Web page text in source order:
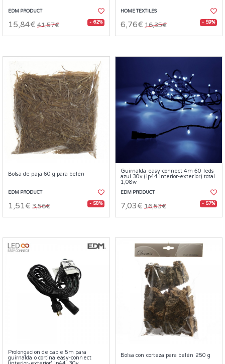
EDM PRODUCT
15,84€ 41,57€ - 62%
HOME TEXTILES
6,76€ 16,35€ - 59%
Bolsa de paja 60 g para belén
EDM PRODUCT
1,51€ 3,56€ - 58%
Guirnalda easy-connect 4m 60 leds
azul 30v (ip44 interior-exterior) total
1,08w
EDM PRODUCT
7,03€ 16,53€ - 57%
Prolongacion de cable 5m para
guirnalda o cortina easy-connect
Bolsa con corteza para belén 250 g